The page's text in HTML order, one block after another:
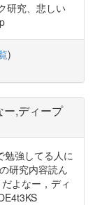
研究、悲しい
)
ー,ディープ
勉強してる人に
研究内容読ん
よなー，ディ